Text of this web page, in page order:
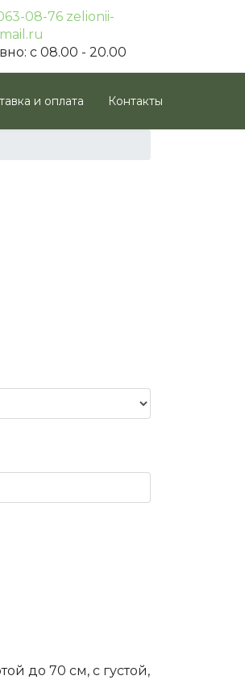
08-76 zelionii-
с 08.00 - 20.00
и оплата Контакты
до 70 см, с густой,